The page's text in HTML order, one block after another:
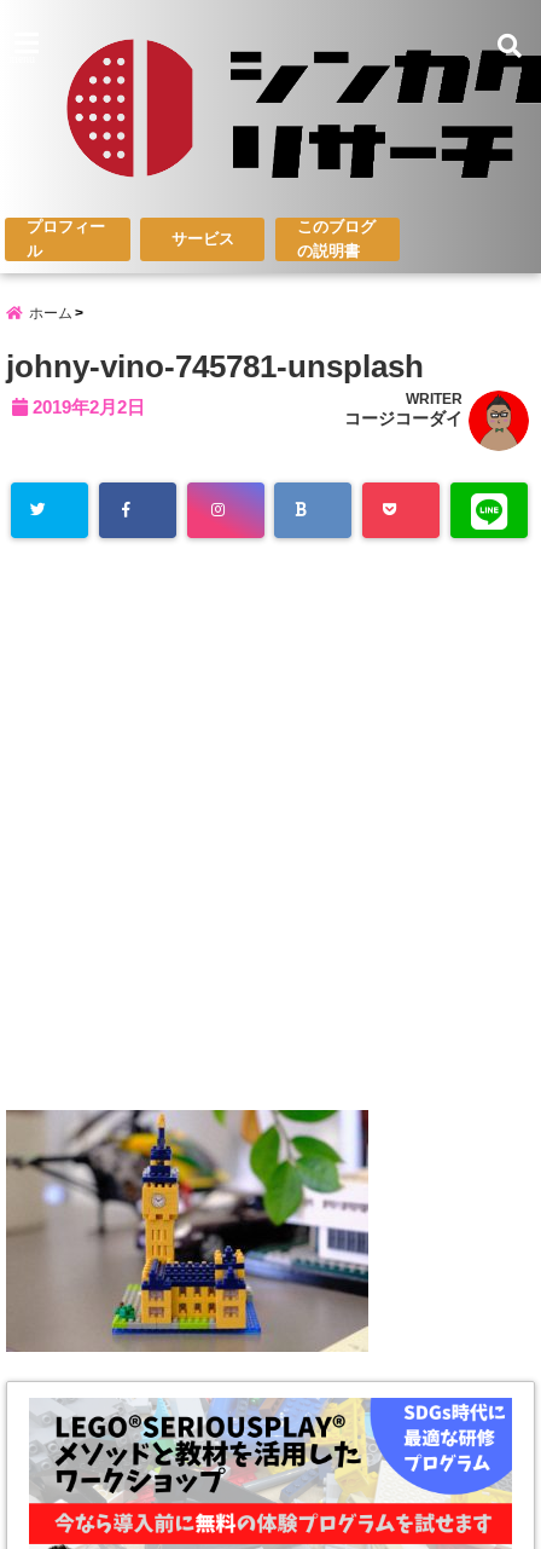
プロフィー
ル
サービス
このブログ
の説明書
ホーム
johny-vino-745781-unsplash
2019年2月2日 WRITER
コージコーダイ